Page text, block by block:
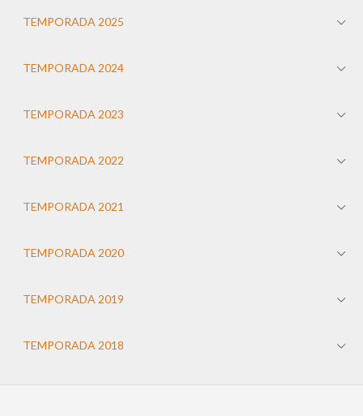
TEMPORADA 2025
TEMPORADA 2024
TEMPORADA 2023
TEMPORADA 2022
TEMPORADA 2021
TEMPORADA 2020
TEMPORADA 2019
TEMPORADA 2018